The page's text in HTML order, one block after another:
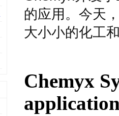
的应用。今天
大小小的化工
Chemyx